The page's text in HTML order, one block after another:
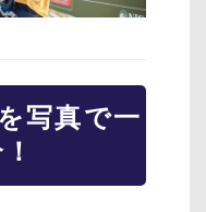
写真で一